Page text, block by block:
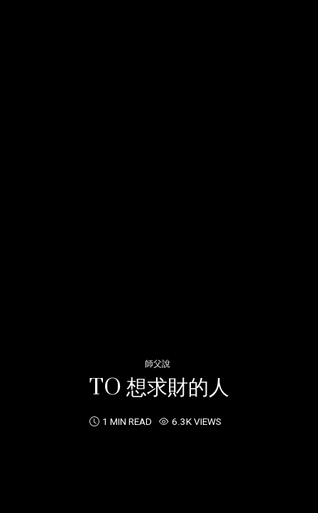
師父說
TO 想求財的人
1 MIN READ 6.3K VIEWS